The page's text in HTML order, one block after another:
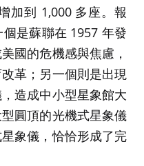
加到 1,000 多座。報
是蘇聯在 1957 年發
國的危機感與焦慮，
革；另一個則是出現
造成中小型星象館大
圓頂的光機式星象儀
象儀，恰恰形成了完